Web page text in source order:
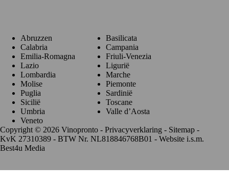
Abruzzen
Basilicata
Calabria
Campania
Emilia-Romagna
Friuli-Venezia
Lazio
Ligurië
Lombardia
Marche
Molise
Piemonte
Puglia
Sardinië
Sicilië
Toscane
Umbria
Valle d’Aosta
Veneto
Copyright © 2026 Vinopronto - Privacyverklaring - Sitemap -
KvK 27310389 - BTW Nr. NL818846768B01 - Website i.s.m.
Best4u Media